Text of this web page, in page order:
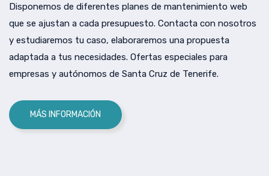
Disponemos de diferentes planes de mantenimiento web
que se ajustan a cada presupuesto. Contacta con nosotros
y estudiaremos tu caso, elaboraremos una propuesta
adaptada a tus necesidades. Ofertas especiales para
empresas y autónomos de Santa Cruz de Tenerife.
MÁS INFORMACIÓN